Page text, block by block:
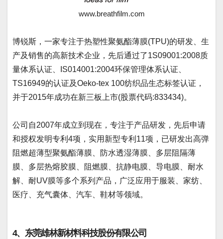
www.breathfilm.com
博锐斯，一家专注于热塑性聚氨酯薄膜(TPU)的研发、生
产及销售的高新技术企业，先后通过了1S09001:2008质
量体系认证、IS014001:2004环保管理体系认证、
TS16949的认证及Oeko-tex 100纺织品生态标签认证，
并于2015年成功在新三板上市(股票代码:833434)。
公司自2007年成立到现在，专注于产品研发，先后申请
和授权发明专利4项，实用新型专利11项，已研发出高弹
阻燃超薄型聚氨酯薄膜、防水透湿薄膜、多层阻隔薄
膜、多层热熔胶膜、阻燃膜、抗静电膜、导电膜、耐水
解、耐UV膜等多个系列产品，广泛应用于服装、家纺、
医疗、充气囊体、汽车、鞋材等领域。
4、东莞雄林新材料科技股份有限公司